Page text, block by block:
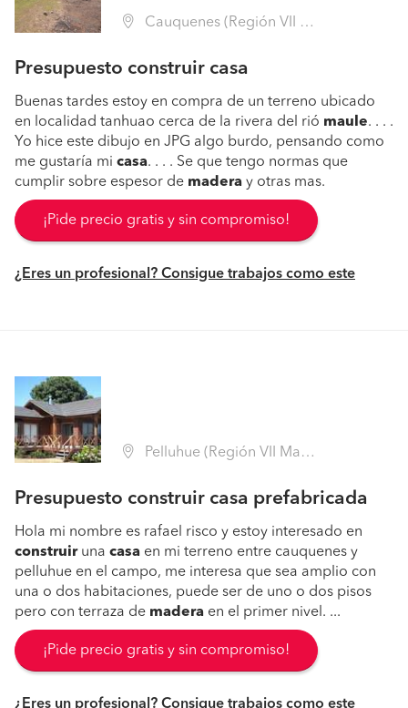
Cauquenes (Región VII Maule - Cauquenes)
Presupuesto construir casa
Buenas tardes estoy en compra de un terreno ubicado
en localidad tanhuao cerca de la rivera del rió maule. . . .
Yo hice este dibujo en JPG algo burdo, pensando como
me gustaría mi casa. . . . Se que tengo normas que
cumplir sobre espesor de madera y otras mas.
¡Pide precio gratis y sin compromiso!
¿Eres un profesional? Consigue trabajos como este
Pelluhue (Región VII Maule - Cauquenes)
Presupuesto construir casa prefabricada
Hola mi nombre es rafael risco y estoy interesado en
construiruna casa en mi terreno entre cauquenes y
pelluhue en el campo, me interesa que sea amplio con
una o dos habitaciones, puede ser de uno o dos pisos
pero con terraza de madera en el primer nivel. ...
¡Pide precio gratis y sin compromiso!
¿Eres un profesional? Consigue trabajos como este